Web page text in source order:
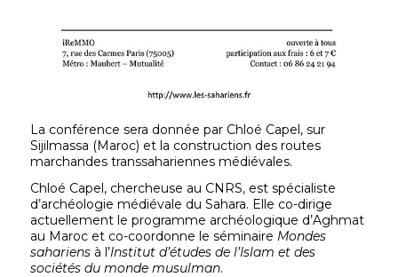
La conférence sera donnée par Chloé Capel, sur
Sijilmassa (Maroc) et la construction des routes
marchandes transsahariennes médiévales.
Chloé Capel, chercheuse au CNRS, est spécialiste
d’archéologie médiévale du Sahara. Elle co-dirige
actuellement le programme archéologique d’Aghmat
au Maroc et co-coordonne le séminaire Mondes
sahariensà l’Institut d’études de l’Islam et des
sociétés du monde musulman.